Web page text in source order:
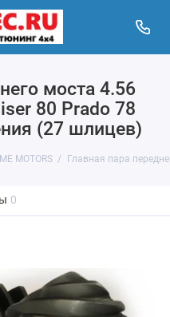
моста 4.56
80 Prado 78
(27 шлицев)
MOTORS Главная пара
0